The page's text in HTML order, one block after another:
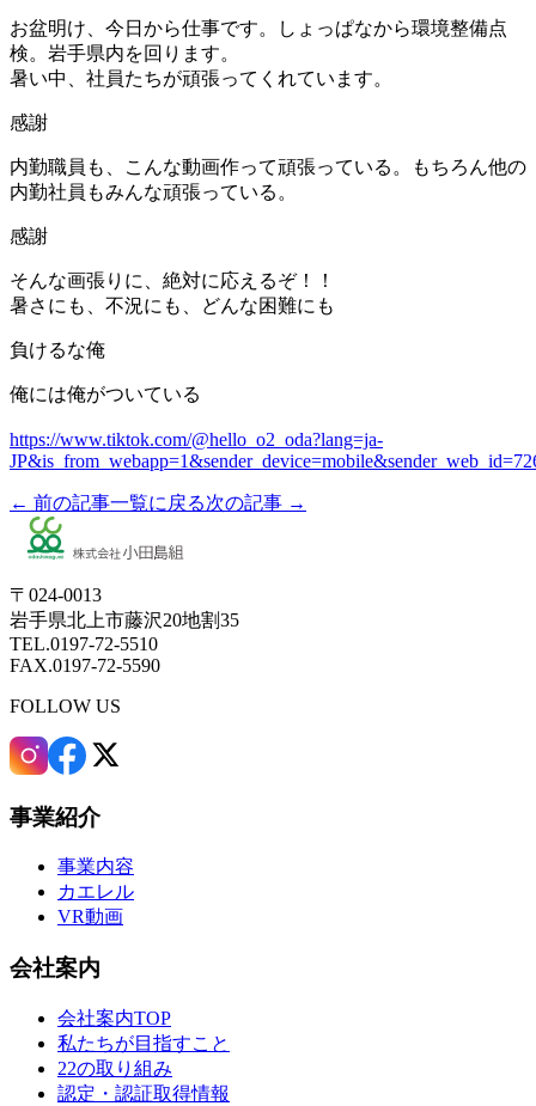
お盆明け、今日から仕事です。しょっぱなから環境整備点
検。岩手県内を回ります。
暑い中、社員たちが頑張ってくれています。
感謝
内勤職員も、こんな動画作って頑張っている。もちろん他の
内勤社員もみんな頑張っている。
感謝
そんな画張りに、絶対に応えるぞ！！
暑さにも、不況にも、どんな困難にも
負けるな俺
俺には俺がついている
https://www.tiktok.com/@hello_o2_oda?lang=ja-
← 前の記事一覧に戻る次の記事 →
〒024-0013
岩手県北上市藤沢20地割35
TEL.0197-72-5510
FAX.0197-72-5590
FOLLOW US
事業紹介
事業内容
カエレル
VR動画
会社案内
会社案内TOP
私たちが目指すこと
22の取り組み
認定・認証取得情報